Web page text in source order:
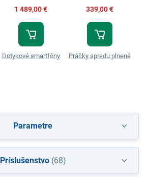
1 489,00 €
Dotykové smartfóny
339,00 €
Práčky spredu plnené
Parametre
Príslušenstvo(68)